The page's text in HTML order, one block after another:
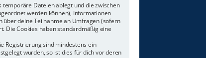
temporäre Dateien ablegt und die zwischen
werden können), Informationen
über deine Teilnahme an Umfragen (sofern
Die Cookies haben standardmäßig eine
Registrierung sind mindestens ein
wurden, so ist dies für dich vor deren